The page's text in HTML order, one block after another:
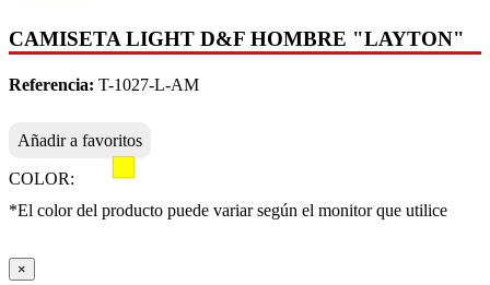
CAMISETA LIGHT D&F HOMBRE "LAYTON"
Referencia: T-1027-L-AM
Añadir a favoritos
COLOR:
*El color del producto puede variar según el monitor que utilice
×